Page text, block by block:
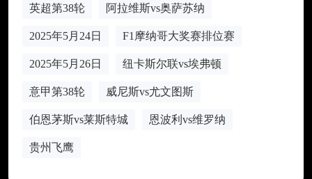
英超第38轮 阿拉维斯vs奥萨苏纳
2025年5月24日 F1摩纳哥大奖赛排位赛
2025年5月26日 纽卡斯尔联vs埃弗顿
意甲第38轮 威尼斯vs尤文图斯
伯恩茅斯vs莱斯特城 恩波利vs维罗纳
贵州飞鹰